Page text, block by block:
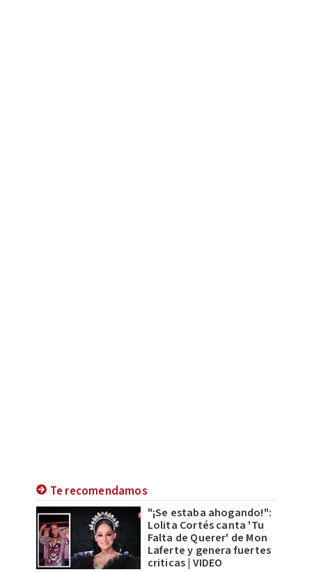
Te recomendamos
"¡Se estaba ahogando!":
Lolita Cortés canta 'Tu
Falta de Querer' de Mon
Laferte y genera fuertes
criticas | VIDEO